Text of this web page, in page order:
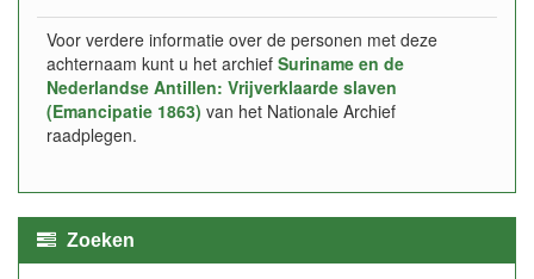
Voor verdere informatie over de personen met deze
achternaam kunt u het archief Suriname en de
Nederlandse Antillen: Vrijverklaarde slaven
(Emancipatie 1863) van het Nationale Archief
raadplegen.
Zoeken